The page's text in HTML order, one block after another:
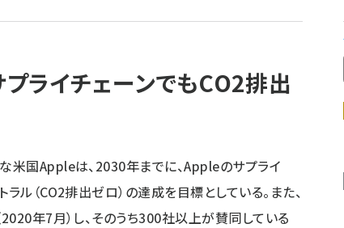
プライチェーンでもCO2排出
国Appleは、2030年までに、Appleのサプライ
ル（CO2排出ゼロ）の達成を目標としている。また、
年7月）し、そのうち300社以上が賛同している